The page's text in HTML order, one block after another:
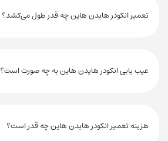
تعمیر انکودر هایدن هاین چه قدر طول می‌کشد؟
عیب یابی انکودر هایدن هاین به چه صورت است؟
هزینه تعمیر انکودر هایدن هاین چه قدر است؟